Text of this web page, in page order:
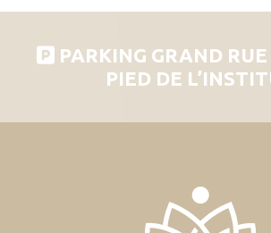
PARKING GRAND
PIED DE